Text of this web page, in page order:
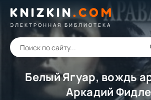
KNIZKIN.COM
ЭЛЕКТРОННАЯ БИБЛИОТЕКА
Белый Ягуар, вождь
Аркадий